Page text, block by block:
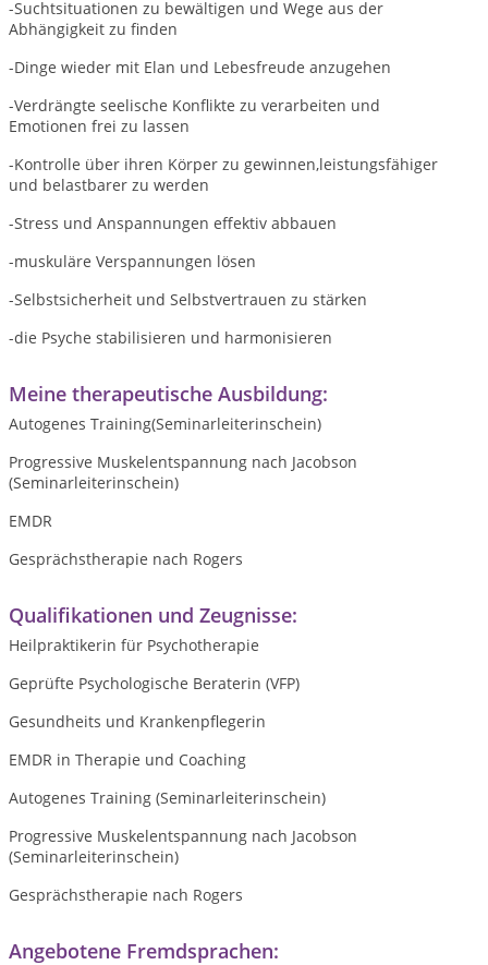
-Suchtsituationen zu bewältigen und Wege aus der
Abhängigkeit zu finden
-Dinge wieder mit Elan und Lebesfreude anzugehen
-Verdrängte seelische Konflikte zu verarbeiten und
Emotionen frei zu lassen
-Kontrolle über ihren Körper zu gewinnen,leistungsfähiger
und belastbarer zu werden
-Stress und Anspannungen effektiv abbauen
-muskuläre Verspannungen lösen
-Selbstsicherheit und Selbstvertrauen zu stärken
-die Psyche stabilisieren und harmonisieren
Meine therapeutische Ausbildung:
Autogenes Training(Seminarleiterinschein)
Progressive Muskelentspannung nach Jacobson
(Seminarleiterinschein)
EMDR
Gesprächstherapie nach Rogers
Qualifikationen und Zeugnisse:
Heilpraktikerin für Psychotherapie
Geprüfte Psychologische Beraterin (VFP)
Gesundheits und Krankenpflegerin
EMDR in Therapie und Coaching
Autogenes Training (Seminarleiterinschein)
Progressive Muskelentspannung nach Jacobson
(Seminarleiterinschein)
Gesprächstherapie nach Rogers
Angebotene Fremdsprachen: